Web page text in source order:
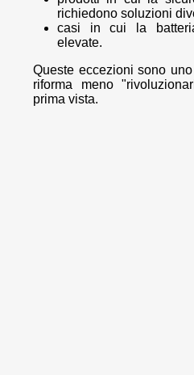
richiedono soluzioni
casi in cui la
elevate.
Queste eccezioni sono
riforma meno
prima vista.